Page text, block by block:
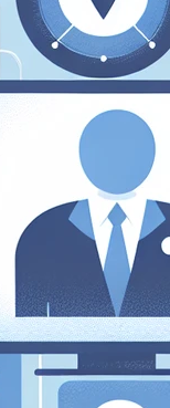
in virov
vedeti, katere strani
strani.
nastavijo naši
interesov in vam
da si zapomni
izboljšane, bolj